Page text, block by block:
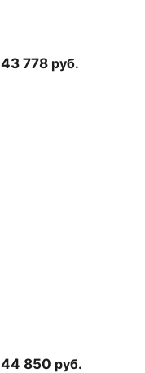
43 778 руб.
44 850 руб.